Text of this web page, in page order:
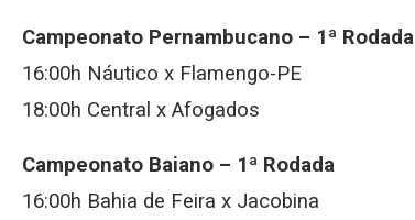
Campeonato Pernambucano – 1ª Rodada
16:00h Náutico x Flamengo-PE
18:00h Central x Afogados
Campeonato Baiano – 1ª Rodada
16:00h Bahia de Feira x Jacobina